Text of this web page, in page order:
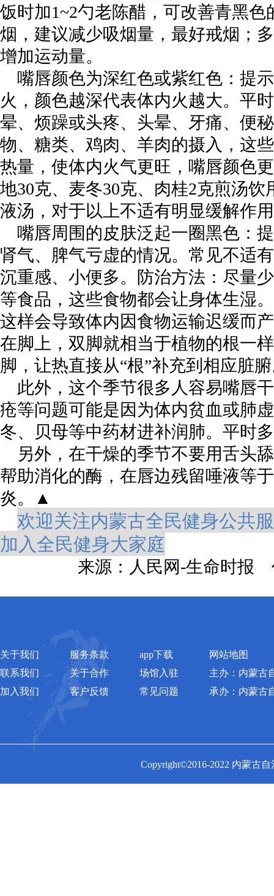
饭时加1~2勺老陈醋，可改善青黑
烟，建议减少吸烟量，最好戒烟；
增加运动量。
嘴唇颜色为深红色或紫红色：提
火，颜色越深代表体内火越大。平
晕、烦躁或头疼、头晕、牙痛、便
物、糖类、鸡肉、羊肉的摄入，这
热量，使体内火气更旺，嘴唇颜色
地30克、麦冬30克、肉桂2克煎汤
液汤，对于以上不适有明显缓解作
嘴唇周围的皮肤泛起一圈黑色：
肾气、脾气亏虚的情况。常见不适
沉重感、小便多。防治方法：尽量
等食品，这些食物都会让身体生湿
这样会导致体内因食物运输迟缓而
在脚上，双脚就相当于植物的根一
脚，让热直接从“根”补充到相应脏
此外，这个季节很多人容易嘴唇
疮等问题可能是因为体内贫血或肺
冬、贝母等中药材进补润肺。平时
另外，在干燥的季节不要用舌头
帮助消化的酶，在唇边残留唾液等
炎。▲
欢迎关注内蒙古全民健身公共
加入全民健身大家庭
来源：人民网-生命时
关于我们
联系我们
加入我们
服务条款
关于合作
客户反馈
app下载
场馆入驻
常见问题
网站地图
主办：内蒙古
承办：内蒙古
Copyright©2016-2022 内蒙古